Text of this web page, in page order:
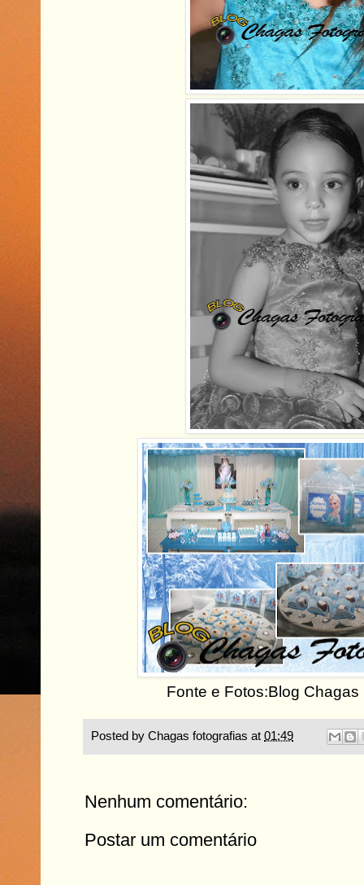
Fonte e Fotos:Blog Chagas
Posted by Chagas fotografias at 01:49
Nenhum comentário:
Postar um comentário